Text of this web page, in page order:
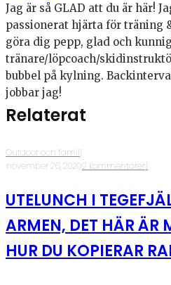
Jag är så GLAD att du är här!
passionerat hjärta för träning
göra dig pepp, glad och
tränare/löpcoach/
bubbel på kylning.
jobbar jag!
Relaterat
Outdoor och familj
·november 26, 2020·2 kommentarer·1
UTELUNCH I
ARMEN, DET HÄR ÄR
HUR DU KOPIERAR